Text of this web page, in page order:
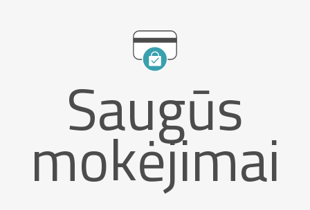
Saugūs
mokėjimai